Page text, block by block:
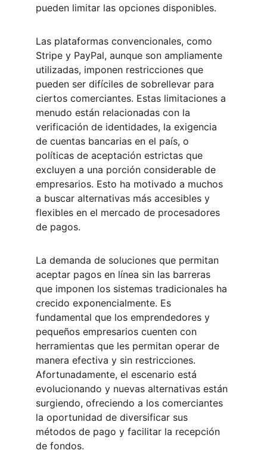
pueden limitar las opciones disponibles.
Las plataformas convencionales, como
Stripe y PayPal, aunque son ampliamente
utilizadas, imponen restricciones que
pueden ser difíciles de sobrellevar para
ciertos comerciantes. Estas limitaciones a
menudo están relacionadas con la
verificación de identidades, la exigencia
de cuentas bancarias en el país, o
políticas de aceptación estrictas que
excluyen a una porción considerable de
empresarios. Esto ha motivado a muchos
a buscar alternativas más accesibles y
flexibles en el mercado de procesadores
de pagos.
La demanda de soluciones que permitan
aceptar pagos en línea sin las barreras
que imponen los sistemas tradicionales ha
crecido exponencialmente. Es
fundamental que los emprendedores y
pequeños empresarios cuenten con
herramientas que les permitan operar de
manera efectiva y sin restricciones.
Afortunadamente, el escenario está
evolucionando y nuevas alternativas están
surgiendo, ofreciendo a los comerciantes
la oportunidad de diversificar sus
métodos de pago y facilitar la recepción
de fondos.